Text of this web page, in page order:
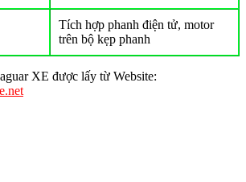
Tích hợp phanh điện tử, motor
trên bộ kẹp phanh
XE được lấy từ Website: